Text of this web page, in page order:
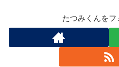
たつみくんをフ